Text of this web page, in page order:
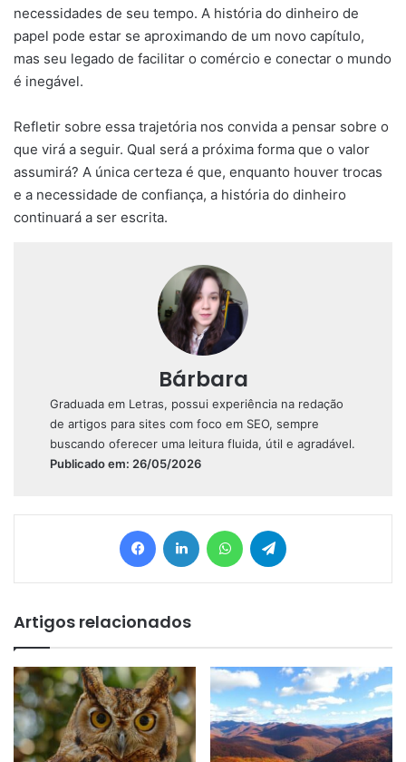
necessidades de seu tempo. A história do dinheiro de
papel pode estar se aproximando de um novo capítulo,
mas seu legado de facilitar o comércio e conectar o mundo
é inegável.
Refletir sobre essa trajetória nos convida a pensar sobre o
que virá a seguir. Qual será a próxima forma que o valor
assumirá? A única certeza é que, enquanto houver trocas
e a necessidade de confiança, a história do dinheiro
continuará a ser escrita.
Bárbara
Graduada em Letras, possui experiência na redação
de artigos para sites com foco em SEO, sempre
buscando oferecer uma leitura fluida, útil e agradável.
Publicado em: 26/05/2026
FacebookLinkedin WhatsApp
Artigos relacionados